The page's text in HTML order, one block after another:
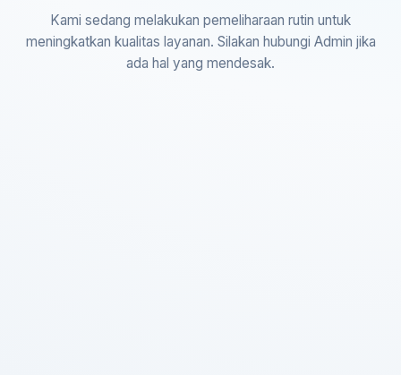
Kami sedang melakukan pemeliharaan rutin untuk
meningkatkan kualitas layanan. Silakan hubungi Admin jika
ada hal yang mendesak.